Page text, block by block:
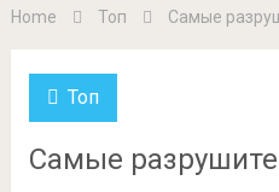
Home Топ Самые
Топ
Самые